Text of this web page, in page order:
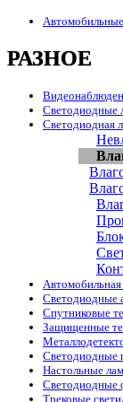
РАЗНОЕ
Светодиодные
Светодиодная
Автомобильная
Светодиодные
Спутниковые
Защищенные
Светодиодные
Настольные
Светодиодные
Трековые